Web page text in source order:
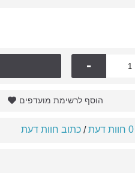
-
הוסף לרשימת מועדפים
0 חוות דעת / כתוב חוות דעת